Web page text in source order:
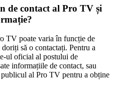
de contact al Pro TV și
TV poate varia în funcție de
să o contactați. Pentru a
ul oficial al postului de
informațiile de contact, sau
al Pro TV pentru a obține